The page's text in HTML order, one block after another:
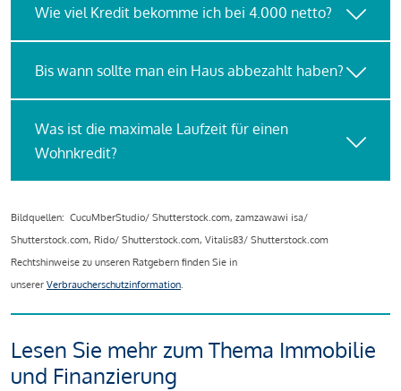
Wie viel Kredit bekomme ich bei 4.000 netto?
Bis wann sollte man ein Haus abbezahlt haben?
Was ist die maximale Laufzeit für einen
Wohnkredit?
Bildquellen: CucuMberStudio/ Shutterstock.com, zamzawawi isa/
Shutterstock.com, Rido/ Shutterstock.com, Vitalis83/ Shutterstock.com
Rechtshinweise zu unseren Ratgebern finden Sie in
unserer Verbraucherschutzinformation.
Lesen Sie mehr zum Thema Immobilie
und Finanzierung